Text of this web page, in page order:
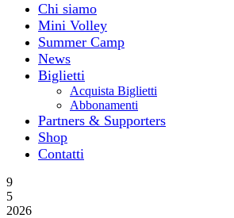
Chi siamo
Mini Volley
Summer Camp
News
Biglietti
Acquista Biglietti
Abbonamenti
Partners & Supporters
Shop
Contatti
9
5
2026